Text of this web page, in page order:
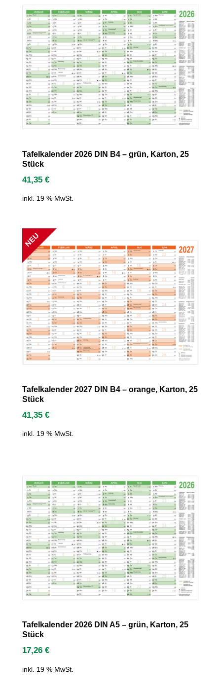
Tafelkalender 2026 DIN B4 – grün, Karton, 25
Stück
41,35 €
inkl. 19 % MwSt.
Tafelkalender 2027 DIN B4 – orange, Karton, 25
Stück
41,35 €
inkl. 19 % MwSt.
NEU
Tafelkalender 2026 DIN A5 – grün, Karton, 25
Stück
17,26 €
inkl. 19 % MwSt.